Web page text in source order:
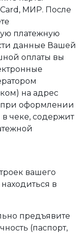
МИР. После
платежную
данные Вашей
оплаты вы
на адрес
при оформлении
чеке, содержит
вашего
в
предъявите
(паспорт,